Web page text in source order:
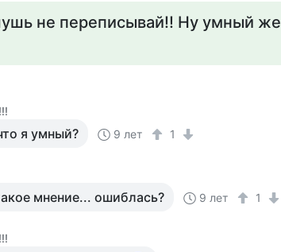
не переписывай!! Ну умный же
я умный? 9 лет 1
мнение... ошиблась? 9 лет 1